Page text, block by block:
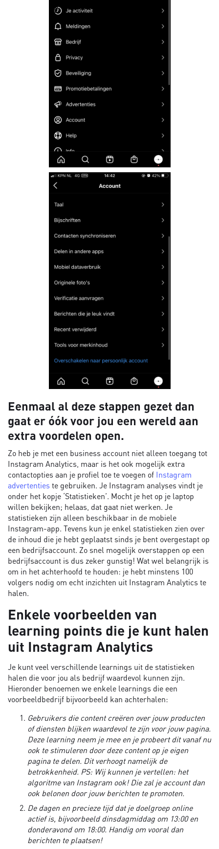
Eenmaal al deze stappen gezet dan
gaat er óók voor jou een wereld aan
extra voordelen open.
Zo heb je met een business account niet alleen toegang tot
Instagram Analytics, maar is het ook mogelijk extra
contactopties aan je profiel toe te voegen of Instagram
advertenties te gebruiken. Je Instagram analyses vindt je
onder het kopje ‘Statistieken’. Mocht je het op je laptop
willen bekijken; helaas, dat gaat niet werken. Je
statistieken zijn alleen beschikbaar in de mobiele
Instagram-app. Tevens kun je enkel statistieken zien over
de inhoud die je hebt geplaatst sinds je bent overgestapt op
een bedrijfsaccount. Zo snel mogelijk overstappen op een
bedrijfsaccount is dus zeker gunstig! Wat wel belangrijk is
om in het achterhoofd te houden: je hebt minstens 100
volgers nodig om echt inzichten uit Instagram Analytics te
halen.
Enkele voorbeelden van
learning points die je kunt halen
uit Instagram Analytics
Je kunt veel verschillende learnings uit de statistieken
halen die voor jou als bedrijf waardevol kunnen zijn.
Hieronder benoemen we enkele learnings die een
voorbeeldbedrijf bijvoorbeeld kan achterhalen:
Gebruikers die content creëren over jouw producten
of diensten blijken waardevol te zijn voor jouw pagina.
Deze learning neem je mee en je probeert dit vanaf nu
ook te stimuleren door deze content op je eigen
pagina te delen. Dit verhoogt namelijk de
betrokkenheid. PS: Wij kunnen je vertellen: het
algoritme van Instagram ook! Die zal je account dan
ook belonen door jouw berichten te promoten.
De dagen en precieze tijd dat je doelgroep online
actief is, bijvoorbeeld dinsdagmiddag om 13:00 en
donderavond om 18:00. Handig om vooral dan
berichten te plaatsen!